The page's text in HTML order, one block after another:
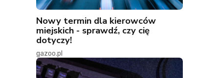
Nowy termin dla kierowców
miejskich - sprawdź, czy cię
dotyczy!
gazoo.pl